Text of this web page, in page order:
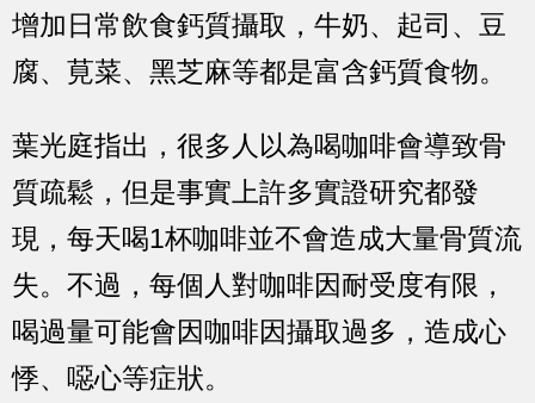
增加日常飲食鈣質攝取，牛奶、起司、豆
腐、莧菜、黑芝麻等都是富含鈣質食物。
葉光庭指出，很多人以為喝咖啡會導致骨
質疏鬆，但是事實上許多實證研究都發
現，每天喝1杯咖啡並不會造成大量骨質流
失。不過，每個人對咖啡因耐受度有限，
喝過量可能會因咖啡因攝取過多，造成心
悸、噁心等症狀。